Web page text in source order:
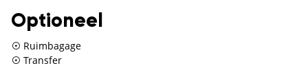
Optioneel
Ruimbagage
Transfer